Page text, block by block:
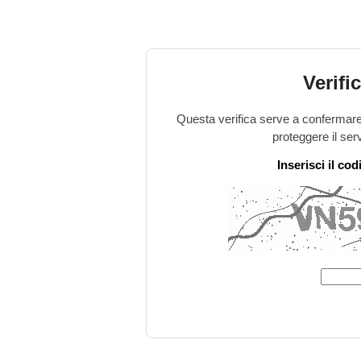
Questa verifica serve a
proteggere il
Inserisci il